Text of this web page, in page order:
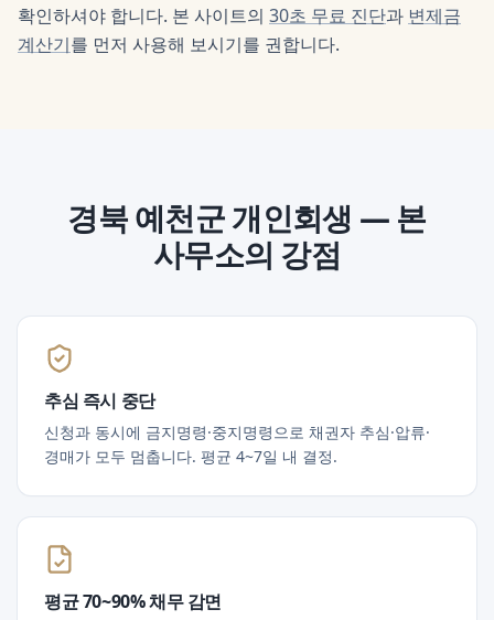
확인하셔야 합니다. 본 사이트의 30초 무료 진단과 변제금
계산기를 먼저 사용해 보시기를 권합니다.
경북 예천군개인회생 — 본
사무소의 강점
추심 즉시 중단
신청과 동시에 금지명령·중지명령으로 채권자 추심·압류·
경매가 모두 멈춥니다. 평균 4~7일 내 결정.
평균 70~90% 채무 감면